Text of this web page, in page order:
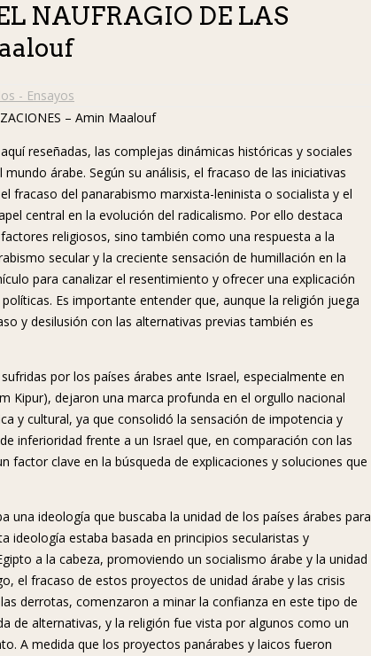
NAUFRAGIO DE LAS
- Ensayos
reseñadas, las complejas dinámicas históricas y sociales
árabe. Según su análisis, el fracaso de las iniciativas
fracaso del panarabismo marxista-leninista o socialista y el
central en la evolución del radicalismo. Por ello destaca
religiosos, sino también como una respuesta a la
secular y la creciente sensación de humillación en la
para canalizar el resentimiento y ofrecer una explicación
Es importante entender que, aunque la religión juega
y desilusión con las alternativas previas también es
por los países árabes ante Israel, especialmente en
Kipur), dejaron una marca profunda en el orgullo nacional
y cultural, ya que consolidó la sensación de impotencia y
inferioridad frente a un Israel que, en comparación con las
factor clave en la búsqueda de explicaciones y soluciones que
una ideología que buscaba la unidad de los países árabes para
ideología estaba basada en principios secularistas y
a la cabeza, promoviendo un socialismo árabe y la unidad
el fracaso de estos proyectos de unidad árabe y las crisis
derrotas, comenzaron a minar la confianza en este tipo de
de alternativas, y la religión fue vista por algunos como un
A medida que los proyectos panárabes y laicos fueron